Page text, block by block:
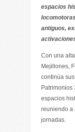
espacios
antiguos,
Con una
Mejillones,
continúa
Patrimonios
espacios
reuniendo a
jornadas.